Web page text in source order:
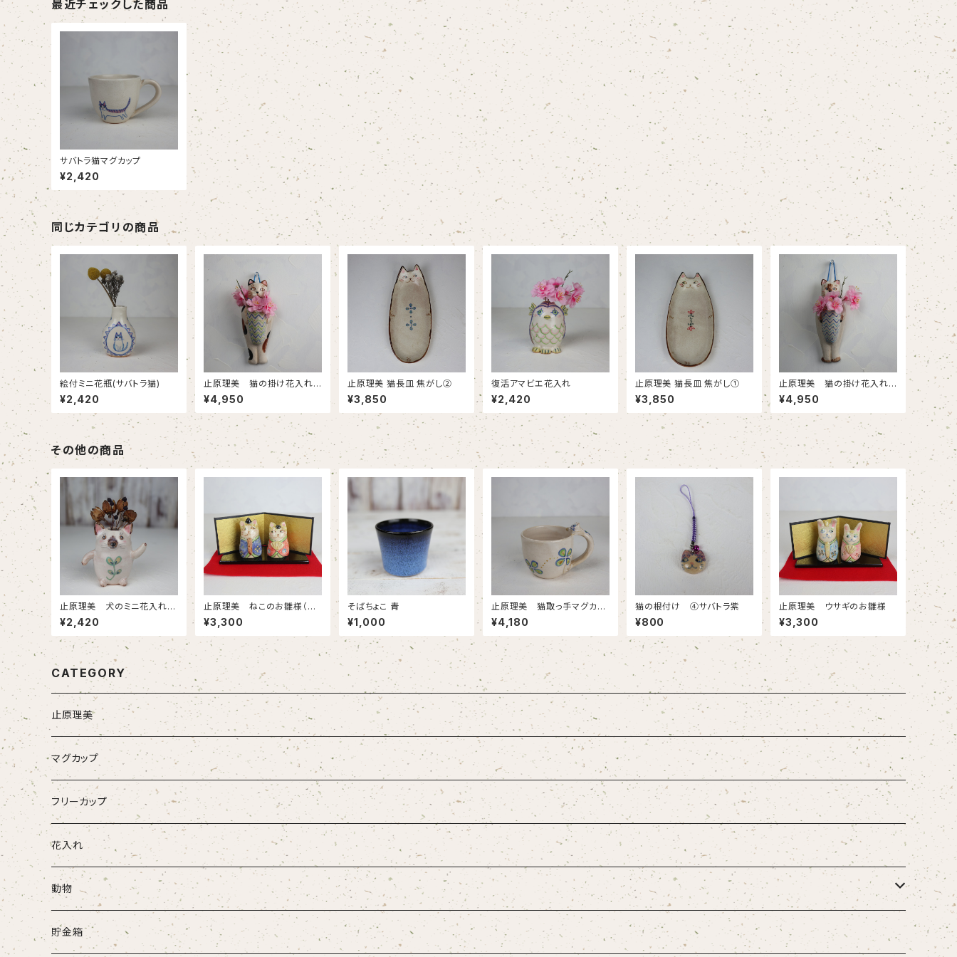
最近チェックした商品
サバトラ猫マグカップ
¥2,420
同じカテゴリの商品
絵付ミニ花瓶(サバトラ猫)
¥2,420
止原理美 猫の掛け花入れ
(三毛猫)
¥4,950
止原理美 猫長皿 焦がし②
¥3,850
復活アマビエ花入れ
¥2,420
止原理美 猫長皿 焦がし①
¥3,850
止原理美 猫の掛け花入れ
(シャム猫)
¥4,950
その他の商品
止原理美 犬のミニ花入れハ
ニワポーズ
¥2,420
止原理美 ねこのお雛様（ト
ラ猫）
¥3,300
そばちょこ 青
¥1,000
止原理美 猫取っ手マグカッ
プ
¥4,180
猫の根付け ④サバトラ紫
¥800
止原理美 ウサギのお雛様
¥3,300
CATEGORY
止原理美
マグカップ
フリーカップ
花入れ
動物
牛
貯金箱